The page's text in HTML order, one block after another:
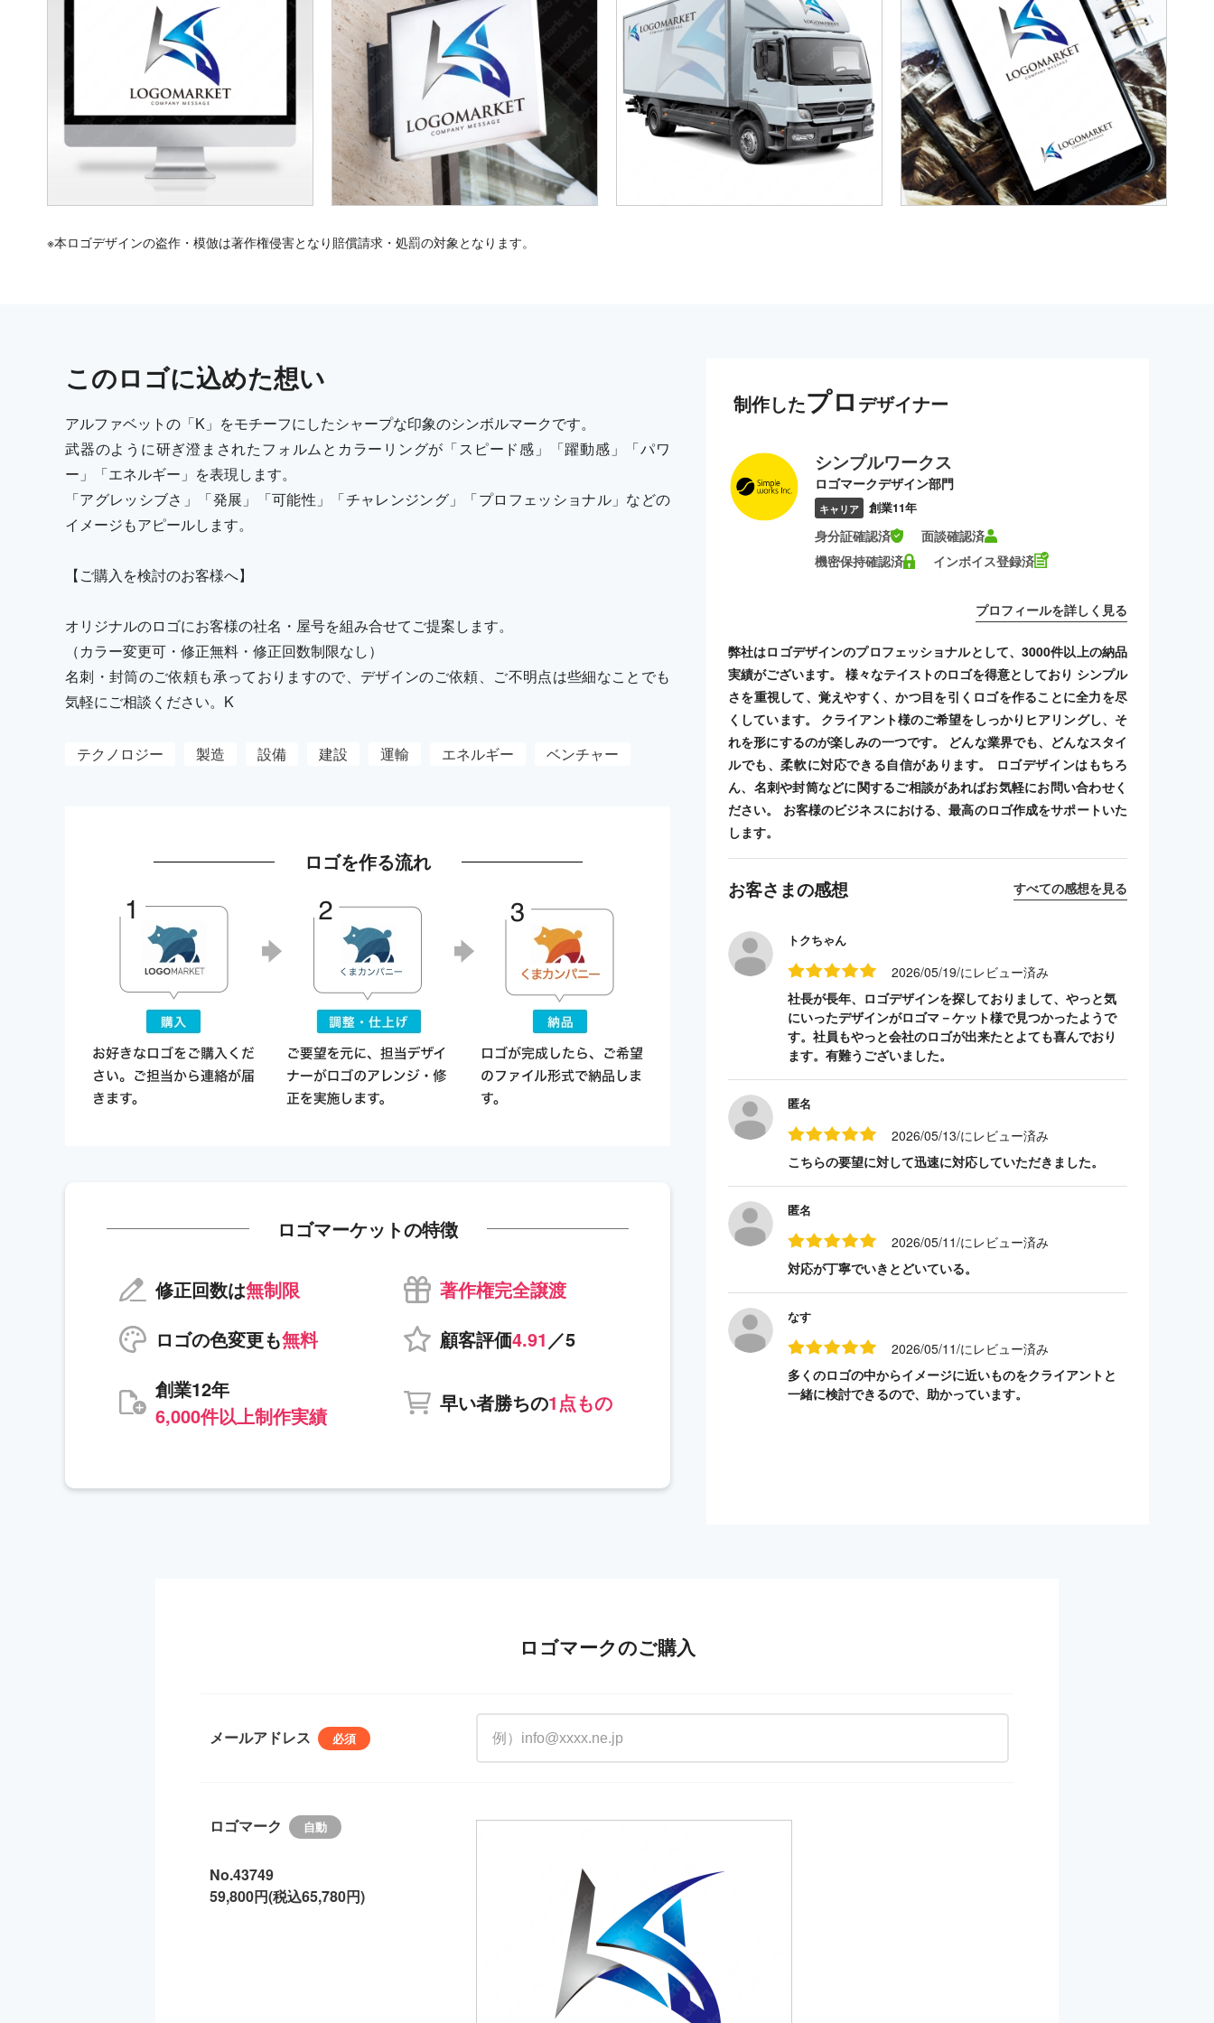
※本ロゴデザインの盗作・模倣は著作権侵害となり賠償請求・処罰の対象となります。
このロゴに込めた想い
アルファベットの「K」をモチーフにしたシャープな印象のシンボルマークです。
武器のように研ぎ澄まされたフォルムとカラーリングが「スピード感」「躍動感」「パワ
ー」「エネルギー」を表現します。
「アグレッシブさ」「発展」「可能性」「チャレンジング」「プロフェッショナル」などの
イメージもアピールします。
【ご購入を検討のお客様へ】
オリジナルのロゴにお客様の社名・屋号を組み合せてご提案します。
（カラー変更可・修正無料・修正回数制限なし）
名刺・封筒のご依頼も承っておりますので、デザインのご依頼、ご不明点は些細なことでも
気軽にご相談ください。K
テクノロジー 製造 設備 建設 運輸 エネルギー ベンチャー
ロゴを作る流れ
ロゴマーケットの特徴
修正回数は無制限
著作権完全譲渡
ロゴの色変更も無料 顧客評価4.91 ／5
創業12年
6,000件以上制作実績
早い者勝ちの1点もの
制作したプロ デザイナー
シンプルワークス
ロゴマークデザイン部門
キャリア 創業11年
身分証確認済
面談確認済
機密保持確認済
インボイス登録済
プロフィールを詳しく見る
弊社はロゴデザインのプロフェッショナルとして、3000件以上の納品
実績がございます。 様々なテイストのロゴを得意としており シンプル
さを重視して、覚えやすく、かつ目を引くロゴを作ることに全力を尽
くしています。 クライアント様のご希望をしっかりヒアリングし、そ
れを形にするのが楽しみの一つです。 どんな業界でも、どんなスタイ
ルでも、柔軟に対応できる自信があります。 ロゴデザインはもちろ
ん、名刺や封筒などに関するご相談があればお気軽にお問い合わせく
ださい。 お客様のビジネスにおける、最高のロゴ作成をサポートいた
します。
お客さまの感想 すべての感想を見る
トクちゃん
2026/05/19/にレビュー済み
社長が長年、ロゴデザインを探しておりまして、やっと気
にいったデザインがロゴマ－ケット様で見つかったようで
す。社員もやっと会社のロゴが出来たとよても喜んでおり
ます。有難うございました。
匿名
2026/05/13/にレビュー済み
こちらの要望に対して迅速に対応していただきました。
匿名
2026/05/11/にレビュー済み
対応が丁寧でいきとどいている。
なす
2026/05/11/にレビュー済み
多くのロゴの中からイメージに近いものをクライアントと
一緒に検討できるので、助かっています。
ロゴマークのご購入
メールアドレス
ロゴマーク
No.43749
59,800円(税込65,780円)